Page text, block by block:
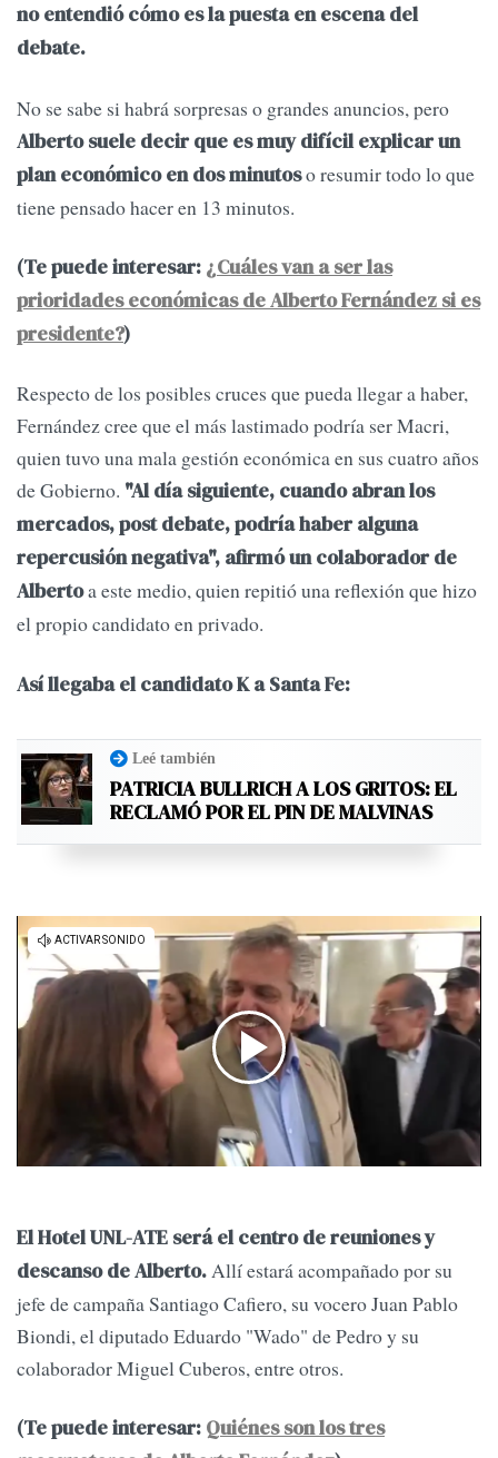
no entendió cómo es la puesta en escena del
debate.
No se sabe si habrá sorpresas o grandes anuncios, pero
Alberto suele decir que es muy difícil explicar un
plan económico en dos minutoso resumir todo lo que
tiene pensado hacer en 13 minutos.
(Te puede interesar: ¿Cuáles van a ser las
prioridades económicas de Alberto Fernández si es
presidente?)
Respecto de los posibles cruces que pueda llegar a haber,
Fernández cree que el más lastimado podría ser Macri,
quien tuvo una mala gestión económica en sus cuatro años
de Gobierno. "Al día siguiente, cuando abran los
mercados, post debate, podría haber alguna
repercusión negativa", afirmó un colaborador de
Albertoa este medio, quien repitió una reflexión que hizo
el propio candidato en privado.
Así llegaba el candidato K a Santa Fe:
Leé también
PATRICIA BULLRICH A LOS GRITOS: EL
RECLAMÓ POR EL PIN DE MALVINAS
El Hotel UNL-ATE será el centro de reuniones y
descanso de Alberto.Allí estará acompañado por su
jefe de campaña Santiago Cafiero, su vocero Juan Pablo
Biondi, el diputado Eduardo "Wado" de Pedro y su
colaborador Miguel Cuberos, entre otros.
(Te puede interesar: Quiénes son los tres